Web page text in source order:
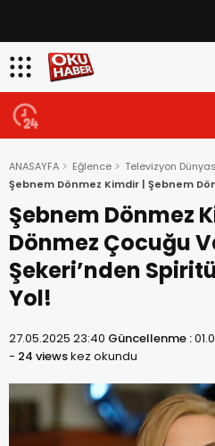
ANASAYFA Eğlence
Televizyon
Şebnem Dönmez Kimdir | Şebnem
Şekeri’nden Spiritüel Yıldıza Giden
Şebnem Dönmez
Dönmez Çocuğu
Şekeri’nden
Yol!
27.05.2025 23:40 Güncellenme :
- 24 viewskez okundu